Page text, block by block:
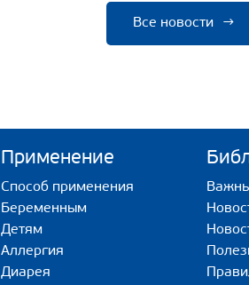
Все новости →
Применение
Способ применения
Беременным
Детям
Аллергия
Диарея